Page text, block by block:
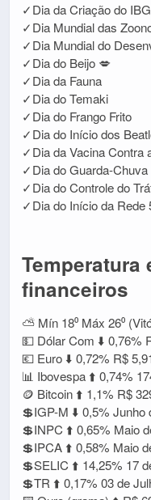
✓Dia da Criação do
✓Dia Mundial das
✓Dia Mundial do
✓Dia do Beijo 💋
✓Dia da Fauna
✓Dia do Temaki
✓Dia do Frango Frito
✓Dia do Início dos
✓Dia da Vacina Contra
✓Dia do Guarda-Chuva
✓Dia do Controle do
✓Dia do Início da Rede
Temperatura
financeiros
⛅ Mín 18⁰ Máx 26⁰
💵 Dólar Com ⬇️ 0,76%
💶 Euro ⬇️ 0,72% R$
📊 Ibovespa ⬆️ 0,74%
🪙 Bitcoin ⬆️ 1,1% R$
💲IGP-M ⬇️ 0,5% Junho
💲INPC ⬆️ 0,65% Maio
💲IPCA ⬆️ 0,58% Maio
💲SELIC ⬆️ 14,25% 17
💲TR ⬆️ 0,17% 03 de